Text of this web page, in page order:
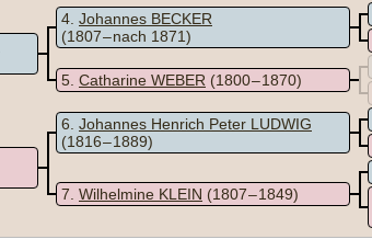
4 Johannes BECKER
(1807 – nach 1871)
5 Catharine WEBER (1800 – 1870)
6 Johannes Henrich Peter LUDWIG
(1816 – 1889)
7 Wilhelmine KLEIN (1807 – 1849)